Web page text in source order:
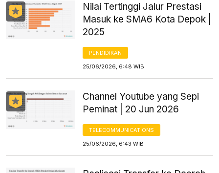
Nilai Tertinggi Jalur Prestasi
Masuk ke SMA6 Kota Depok |
2025
PENDIDIKAN
25/06/2026, 6:48 WIB
Channel Youtube yang Sepi
Peminat | 20 Jun 2026
TELECOMMUNICATIONS
25/06/2026, 6:43 WIB